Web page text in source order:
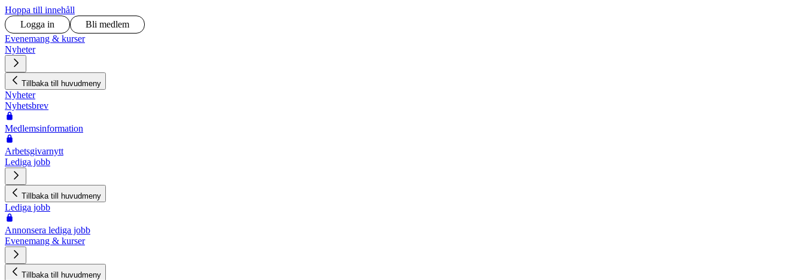
Hoppa till innehåll
Logga in
Bli medlem
Evenemang & kurser
Nyheter
Tillbaka till huvudmeny
Nyheter
Nyhetsbrev
Medlemsinformation
Arbetsgivarnytt
Lediga jobb
Tillbaka till huvudmeny
Lediga jobb
Annonsera lediga jobb
Evenemang & kurser
Tillbaka till huvudmeny